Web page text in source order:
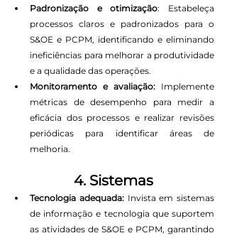
Padronização e otimização: Estabeleça
processos claros e padronizados para o
S&OE e PCPM, identificando e eliminando
ineficiências para melhorar a produtividade
e a qualidade das operações.
Monitoramento e avaliação: Implemente
métricas de desempenho para medir a
eficácia dos processos e realizar revisões
periódicas para identificar áreas de
melhoria.
4. Sistemas
Tecnologia adequada: Invista em sistemas
de informação e tecnologia que suportem
as atividades de S&OE e PCPM, garantindo